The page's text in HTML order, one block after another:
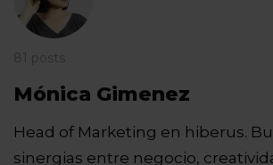
81 posts
Mónica Gimenez
Head of Marketing en hiberus.
sinergias entre negocio,